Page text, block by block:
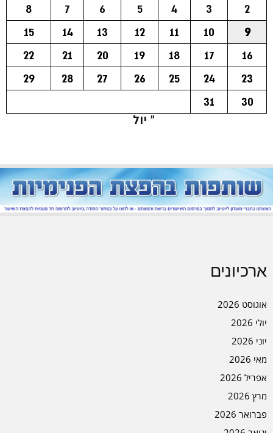
2
3
4
5
6
7
8
9
10
11
12
13
14
15
16
17
18
19
20
21
22
23
24
25
26
27
28
29
30
31
« יול
ארכיונים
אוגוסט 2026
יולי 2026
יוני 2026
מאי 2026
אפריל 2026
מרץ 2026
פברואר 2026